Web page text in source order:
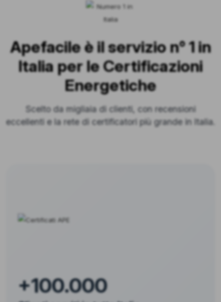
Apefacile è il servizio n° 1 in
Italia per le Certificazioni
Energetiche
Scelto da migliaia di clienti, con recensioni
eccellenti e la rete di certificatori più grande in Italia.
+100.000